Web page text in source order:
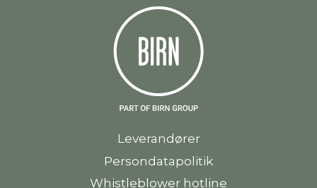
Leverandører
Persondatapolitik
Whistleblower hotline